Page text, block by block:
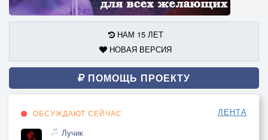
НАМ 15 ЛЕТ
НОВАЯ ВЕРСИЯ
ПОМОЩЬ ПРОЕКТУ
ОБСУЖДАЮТ СЕЙЧАС ЛЕНТА
Лучик